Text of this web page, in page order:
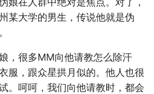
某大学的男生，传说他就是伪
，很多MM向他请教怎么除汗
服，跟众星拱月似的。他人也很
。呵呵，我们向他请教时，都会